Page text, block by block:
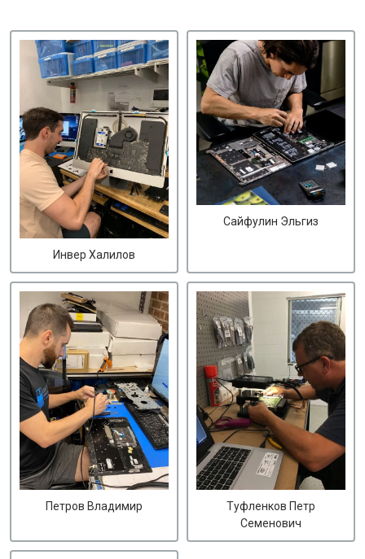
Инвер Халилов
Сайфулин Эльгиз
Петров Владимир
Туфленков Петр
Семенович